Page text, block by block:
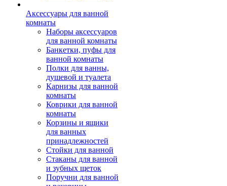
Аксессуары для ванной
комнаты
Наборы аксессуаров
для ванной комнаты
Банкетки, пуфы для
ванной комнаты
Полки для ванны,
душевой и туалета
Карнизы для ванной
комнаты
Коврики для ванной
комнаты
Корзины и ящики
для ванных
принадлежностей
Стойки для ванной
Стаканы для ванной
и зубных щеток
Поручни для ванной